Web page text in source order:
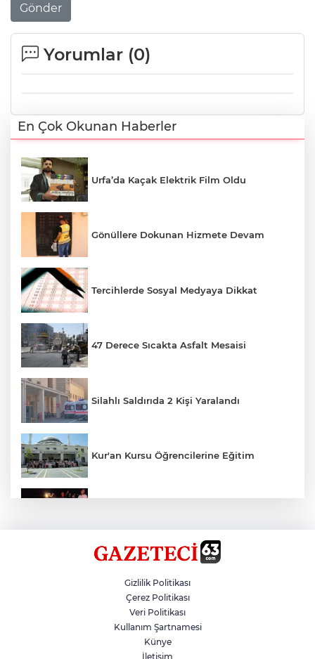
Gönder
Yorumlar (0)
En Çok Okunan Haberler
Urfa’da Kaçak Elektrik Film Oldu
Gönüllere Dokunan Hizmete Devam
Tercihlerde Sosyal Medyaya Dikkat
47 Derece Sıcakta Asfalt Mesaisi
Silahlı Saldırıda 2 Kişi Yaralandı
Kur'an Kursu Öğrencilerine Eğitim
Siverek’te Mahmut Gülel Dönemi
Filistin Konvoyuna Coşkulu Karşılama
Gizlilik Politikası
Çerez Politikası
Veri Politikası
Kullanım Şartnamesi
Künye
İletişim